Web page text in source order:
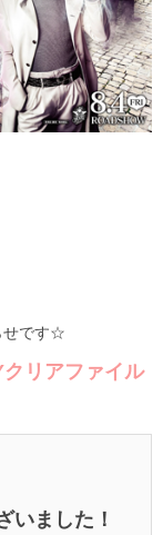
せです☆
リアファイル
いました！